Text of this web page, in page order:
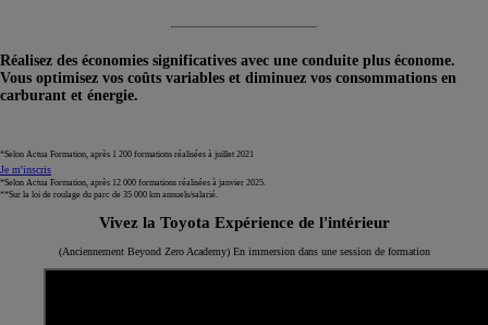
Réalisez des économies significatives avec une conduite plus économe.
Vous optimisez vos coûts variables et diminuez vos consommations en
carburant et énergie.
*Selon Actua Formation, après 1 200 formations réalisées à juillet 2021
Je m'inscris
*Selon Actua Formation, après 12 000 formations réalisées à janvier 2025.
**Sur la loi de roulage du parc de 35 000 km annuels/salarié.
Vivez la Toyota Expérience de l'intérieur
(Anciennement Beyond Zero Academy) En immersion dans une session de formation